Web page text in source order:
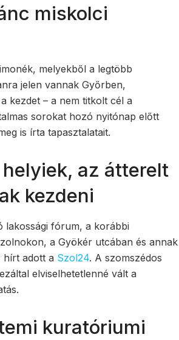
miskolci
melyekből a legtöbb
jelen vannak Győrben,
kezdet – a nem titkolt cél a
sorokat hozó nyitónap előtt
is írta tapasztalatait.
az átterelt
kezdeni
lakossági fórum, a korábbi
a Gyökér utcában és annak
hírt adott a Szol24. A szomszédos
elviselhetetlenné vált a
kuratóriumi